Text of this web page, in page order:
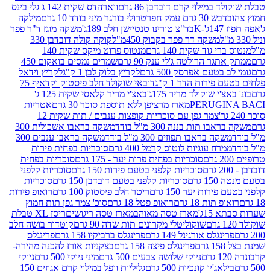
קרם דובדבן 86 גרם
ווארהדס שקית 142 ג גלי בינס
דבש 30 גרם עמק חפר
טרולי בורגר מיני בודד 10 גרם
מילקה
בד"צ טורינו טנטיישן חלב 189ג'
משקה מוגז ד"ר פפר
משקה דר פפר בקבוק 450מ"ל
קוקה קולה דובדבן 330
גוד שקית 140 גרם
מנטוס פרוט מיקס שקית 140
הרולטה ג'לי ענק 90 גרם
שמרים נמסים בואקום 450
אפרסק 500 גרם
לקריץ בלוק לבן 1 ק"ג
לקריץ וידאל
הדר 1 ק"ג
דובאי שוקולד חלב פיסטוק וקדאיף 75
שוקולד מריר 175ג'
באצ'י מריר קלאסי שקית 125 ג'
מארז מרציפן ללא תוספת סוכר 30 גרם
אטריות
צמר גפן עם סוכריות קופצות ענבים / תות שקית 12
תות בננה 300 מ"ל בודד
משקה בראבו אשכולית 300
בראבו תפוזים 300 מ"ל בודד
משקה בראבו ענבים 300
עוגיות לוטוס קרמל 400 גרם
סוכריות בפחית פירות
סוכריות בפחית פרות יער - 175 גרם
סוכריות בפחית
סוכריות קלפני בטעם פירות 150 גרם
סוכריות קלפני
סוכריות קלפני בטעם דובדבן 150 גרם
סוכריות
יער 150 גרם
ריטר חלב פיסטוק 100 גרם
רואופ פירות
תות 18 גרם
רואופ פטל 18 גרם
סוכ' צמר גפן תות חמוץ
מארז טסה מאוהב מארז טסה ריגושים
ריסז XL טבלת
שוקוליטלי מקרונים תות שדה 90 גרם
קוטדור בושה חלב
אורגינל 149 גרם
פרינגלס ברביקיו 158 גרם
פרינגלס
פרינגלס פיצה 158 גרם
בצקניות אורז להכנה מהירה-
ניוקי שלושה צבעים 500 גרם
מיני ניוקי 500 גרם
ניוקי
קונכיות 500 גרם
גליליות וופל במילוי קרם אגוזים 150